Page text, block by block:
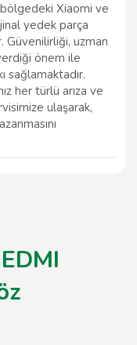
Xiaomi ve
yedek parça
Güvenilirliği, uzman
önem ile
sağlamaktadır.
her türlü arıza ve
ulaşarak,